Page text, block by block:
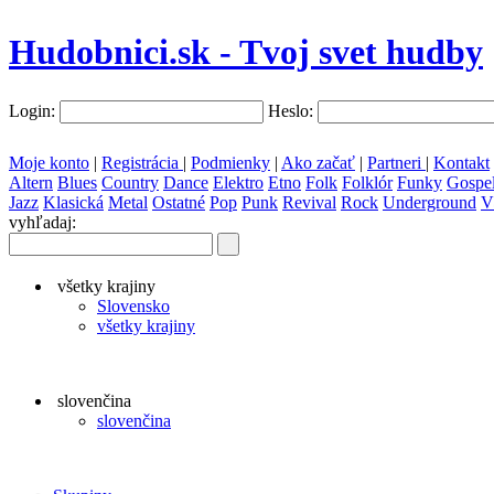
Hudobnici.sk - Tvoj svet hudby
Login: Heslo:
Moje konto | Registrácia | Podmienky | Ako začať | Partneri | Kontakt
Altern Blues Country Dance Elektro Etno Folk Folklór Funky Gospel
Jazz Klasická Metal Ostatné Pop Punk Revival Rock Underground
vyhľadaj:
všetky krajiny
Slovensko
všetky krajiny
slovenčina
slovenčina